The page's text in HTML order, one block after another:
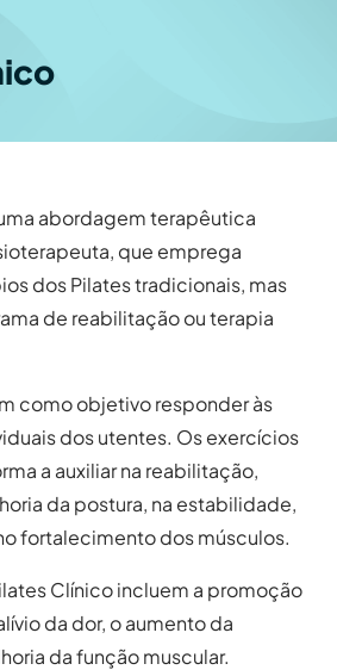
abordagem terapêutica
que emprega
dos Pilates tradicionais, mas
de reabilitação ou terapia
como objetivo responder às
dos utentes. Os exercícios
a auxiliar na reabilitação,
da postura, na estabilidade,
fortalecimento dos músculos.
Clínico incluem a promoção
da dor, o aumento da
da função muscular.